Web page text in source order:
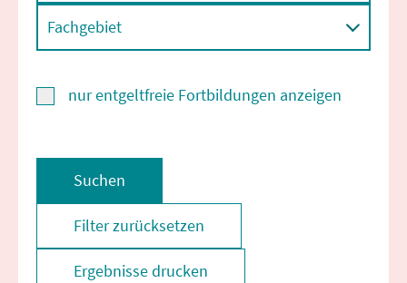
Fachgebiet
nur entgeltfreie Fortbildungen anzeigen
Suchen
Filter zurücksetzen
Ergebnisse drucken